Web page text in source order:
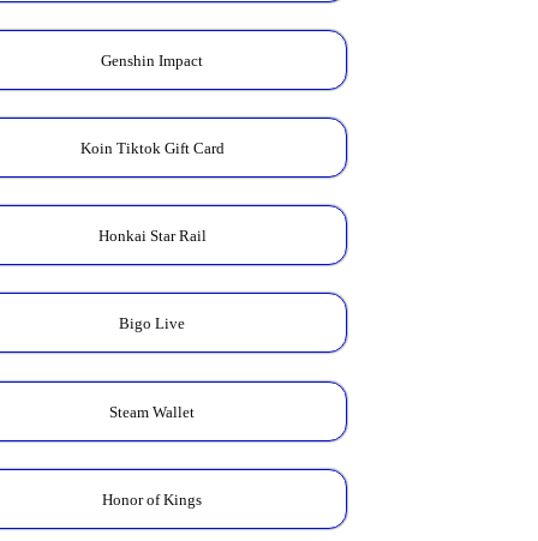
Genshin Impact
Koin Tiktok Gift Card
Honkai Star Rail
Bigo Live
Steam Wallet
Honor of Kings